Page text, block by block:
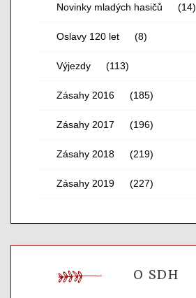
Novinky mladých hasičů (14)
Oslavy 120 let (8)
Výjezdy (113)
Zásahy 2016 (185)
Zásahy 2017 (196)
Zásahy 2018 (219)
Zásahy 2019 (227)
O SDH